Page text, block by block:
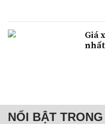
Giá
NỔI BẬT